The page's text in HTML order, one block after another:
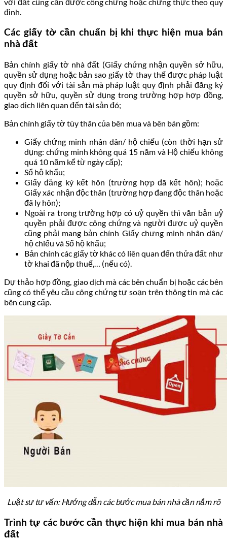
định.
Các giấy tờ cần chuẩn bị khi thực hiện mua bán
nhà đất
Bản chính giấy tờ nhà đất (Giấy chứng nhận quyền sở hữu,
quyền sử dụng hoặc bản sao giấy tờ thay thế được pháp luật
quy định đối với tài sản mà pháp luật quy định phải đăng ký
quyền sở hữu, quyền sử dụng trong trường hợp hợp đồng,
giao dịch liên quan đến tài sản đó;
Bản chính giấy tờ tùy thân của bên mua và bên bán gồm:
Giấy chứng minh nhân dân/ hộ chiếu (còn thời hạn sử
dụng: chứng minh không quá 15 năm và Hộ chiếu không
quá 10 năm kể từ ngày cấp);
Sổ hộ khẩu;
Giấy đăng ký kết hôn (trường hợp đã kết hôn); hoặc
Giấy xác nhận độc thân (trường hợp đang độc thân hoặc
đã ly hôn);
Ngoài ra trong trường hợp có uỷ quyền thì văn bản uỷ
quyền phải được công chứng và người được uỷ quyền
cũng phải mang bản chính Giấy chưng minh nhân dân/
hộ chiếu và Sổ hộ khẩu;
Bản chính các giấy tờ khác có liên quan đến thửa đất như
tờ khai đã nộp thuế,… (nếu có).
Dự thảo hợp đồng, giao dịch mà các bên chuẩn bị hoặc các bên
cũng có thể yêu cầu công chứng tự soạn trên thông tin mà các
bên cung cấp.
Luật sư tư vấn: Hướng dẫn các bước mua bán nhà cần nắm rõ
Trình tự các bước cần thực hiện khi mua bán nhà
đất